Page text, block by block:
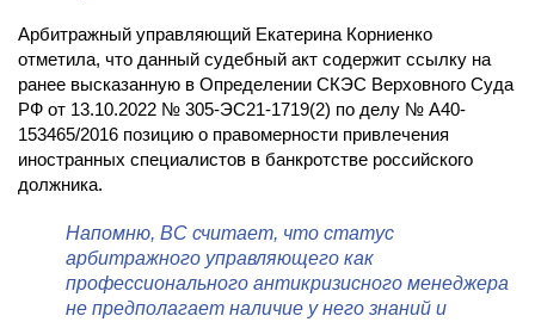
Арбитражный управляющий Екатерина Корниенко
отметила, что данный судебный акт содержит ссылку на
ранее высказанную в Определении СКЭС Верховного Суда
РФ от 13.10.2022 № 305-ЭС21-1719(2) по делу № А40-
153465/2016 позицию о правомерности привлечения
иностранных специалистов в банкротстве российского
должника.
Напомню, ВС считает, что статус
арбитражного управляющего как
профессионального антикризисного менеджера
не предполагает наличие у него знаний и